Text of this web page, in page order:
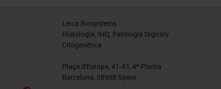
Leica Biosystems
Histología, IHQ, Patología Digitaly
Citogenética
Plaça d'Europa, 41-43, 4ª Planta
Barcelona, 08908 Spain